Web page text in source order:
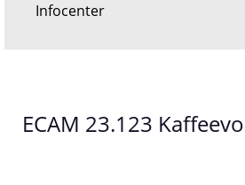
Infocenter
ECAM 23.123